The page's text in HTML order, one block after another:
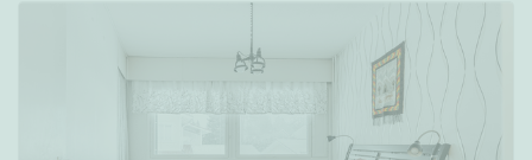
Rakennusvuosi